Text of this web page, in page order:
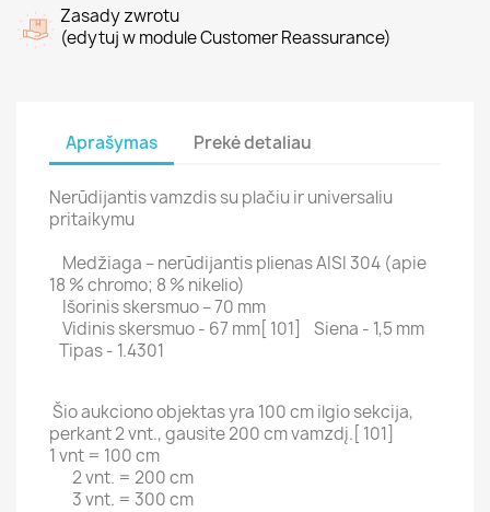
Zasady zwrotu
(edytuj w module Customer Reassurance)
Aprašymas Prekė detaliau
Nerūdijantis vamzdis su plačiu ir universaliu
pritaikymu
Medžiaga – nerūdijantis plienas AISI 304 (apie
18 % chromo; 8 % nikelio)
Išorinis skersmuo – 70 mm
Vidinis skersmuo - 67 mm[ 101] Siena - 1,5 mm
Tipas - 1.4301
Šio aukciono objektas yra 100 cm ilgio sekcija,
perkant 2 vnt., gausite 200 cm vamzdį.[ 101]
1 vnt = 100 cm
2 vnt. = 200 cm
3 vnt. = 300 cm